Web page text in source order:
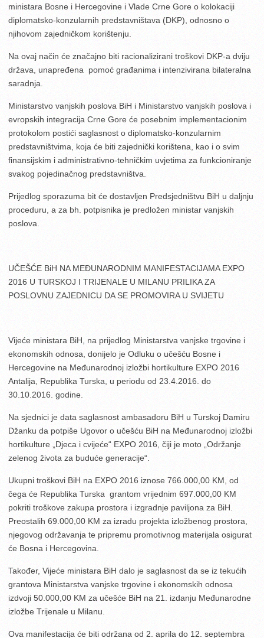
ministara Bosne i Hercegovine i Vlade Crne Gore o kolokaciji
diplomatsko-konzularnih predstavništava (DKP), odnosno o
njihovom zajedničkom korištenju.
Na ovaj način će značajno biti racionalizirani troškovi DKP-a dviju
država, unapređena pomoć građanima i intenzivirana bilateralna
saradnja.
Ministarstvo vanjskih poslova BiH i Ministarstvo vanjskih poslova i
evropskih integracija Crne Gore će posebnim implementacionim
protokolom postići saglasnost o diplomatsko-konzularnim
predstavništvima, koja će biti zajednički korištena, kao i o svim
finansijskim i administrativno-tehničkim uvjetima za funkcioniranje
svakog pojedinačnog predstavništva.
Prijedlog sporazuma bit će dostavljen Predsjedništvu BiH u daljnju
proceduru, a za bh. potpisnika je predložen ministar vanjskih
poslova.
UČEŠĆE BiH NA MEĐUNARODNIM MANIFESTACIJAMA EXPO
2016 U TURSKOJ I TRIJENALE U MILANU PRILIKA ZA
POSLOVNU ZAJEDNICU DA SE PROMOVIRA U SVIJETU
Vijeće ministara BiH, na prijedlog Ministarstva vanjske trgovine i
ekonomskih odnosa, donijelo je Odluku o učešću Bosne i
Hercegovine na Međunarodnoj izložbi hortikulture EXPO 2016
Antalija, Republika Turska, u periodu od 23.4.2016. do
30.10.2016. godine.
Na sjednici je data saglasnost ambasadoru BiH u Turskoj Damiru
Džanku da potpiše Ugovor o učešću BiH na Međunarodnoj izložbi
hortikulture „Djeca i cvijeće“ EXPO 2016, čiji je moto „Održanje
zelenog života za buduće generacije“.
Ukupni troškovi BiH na EXPO 2016 iznose 766.000,00 KM, od
čega će Republika Turska grantom vrijednim 697.000,00 KM
pokriti troškove zakupa prostora i izgradnje paviljona za BiH.
Preostalih 69.000,00 KM za izradu projekta izložbenog prostora,
njegovog održavanja te pripremu promotivnog materijala osigurat
će Bosna i Hercegovina.
Također, Vijeće ministara BiH dalo je saglasnost da se iz tekućih
grantova Ministarstva vanjske trgovine i ekonomskih odnosa
izdvoji 50.000,00 KM za učešće BiH na 21. izdanju Međunarodne
izložbe Trijenale u Milanu.
Ova manifestacija će biti održana od 2. aprila do 12. septembra